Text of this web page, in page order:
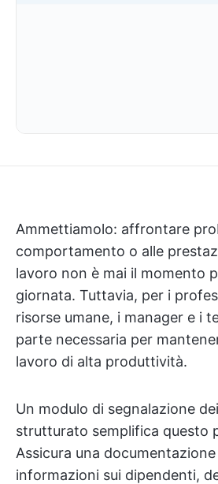
Ammettiamolo: affrontare
comportamento o alle
lavoro non è mai il momento
giornata. Tuttavia, per i
risorse umane, i manager e i
parte necessaria per
lavoro di alta produttività.
Un modulo di segnalazione
strutturato semplifica questo
Assicura una
informazioni sui dipendenti,